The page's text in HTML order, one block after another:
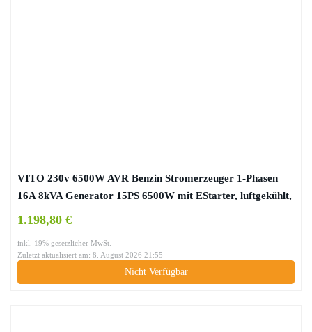
VITO 230v 6500W AVR Benzin Stromerzeuger 1-Phasen
16A 8kVA Generator 15PS 6500W mit EStarter, luftgekühlt,
Notstromaggregat (230v 8kVA Benzin)
1.198,80 €
inkl. 19% gesetzlicher MwSt.
Zuletzt aktualisiert am: 8. August 2026 21:55
Nicht Verfügbar